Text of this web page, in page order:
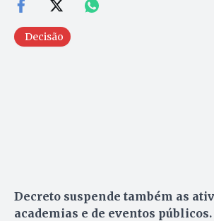
Decisão
Decreto suspende também as
academias e de eventos